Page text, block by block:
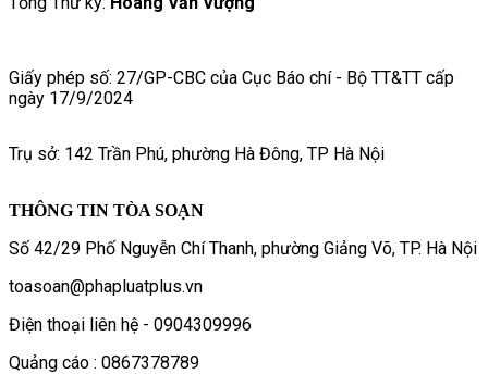
Giấy phép số: 27/GP-CBC của Cục Báo chí - Bộ TT&TT cấp
ngày 17/9/2024
Trụ sở: 142 Trần Phú, phường Hà Đông, TP Hà Nội
THÔNG TIN TÒA SOẠN
Số 42/29 Phố Nguyễn Chí Thanh, phường Giảng Võ, TP. Hà Nội
toasoan@phapluatplus.vn
Điện thoại liên hệ - 0904309996
Quảng cáo : 0867378789